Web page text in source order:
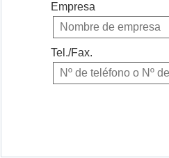
Empresa
Tel./Fax.